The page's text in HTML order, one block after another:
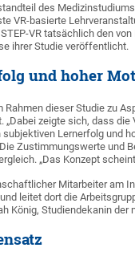
des
VR-basierte
VR tatsächlich den
ihrer Studie veröffentlicht.
und hoher
Rahmen dieser Studie zu
zeigte sich, dass
Lernerfolg und
Zustimmungswerte und
„Das Konzept
Mitarbeiter am
leitet dort die
König, Studiendekanin